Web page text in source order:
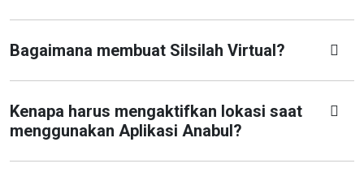
Bagaimana membuat Silsilah Virtual?
Kenapa harus mengaktifkan lokasi saat
menggunakan Aplikasi Anabul?